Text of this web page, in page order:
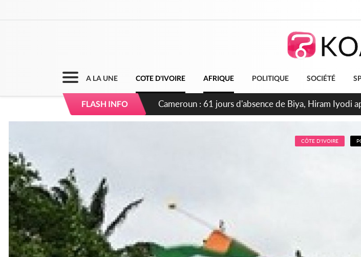
A LA UNE COTE D'IVOIRE AFRIQUE POLITIQUE SOCIÉTÉ
FLASH INFO Côte d'Ivoire : Fin de la pagaille au PDCI-RDA,
CÔTE D'IVOIRE